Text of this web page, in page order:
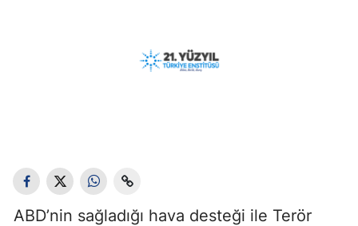
ABD’nin sağladığı hava desteği ile Terör